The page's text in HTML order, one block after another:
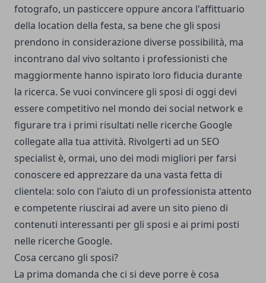
fotografo, un pasticcere oppure ancora l'affittuario
della location della festa, sa bene che gli sposi
prendono in considerazione diverse possibilità, ma
incontrano dal vivo soltanto i professionisti che
maggiormente hanno ispirato loro fiducia durante
la ricerca. Se vuoi convincere gli sposi di oggi devi
essere competitivo nel mondo dei social network e
figurare tra i primi risultati nelle ricerche Google
collegate alla tua attività. Rivolgerti ad un SEO
specialist è, ormai, uno dei modi migliori per farsi
conoscere ed apprezzare da una vasta fetta di
clientela: solo con l'aiuto di un professionista attento
e competente riuscirai ad avere un sito pieno di
contenuti interessanti per gli sposi e ai primi posti
nelle ricerche Google.
Cosa cercano gli sposi?
La prima domanda che ci si deve porre è cosa